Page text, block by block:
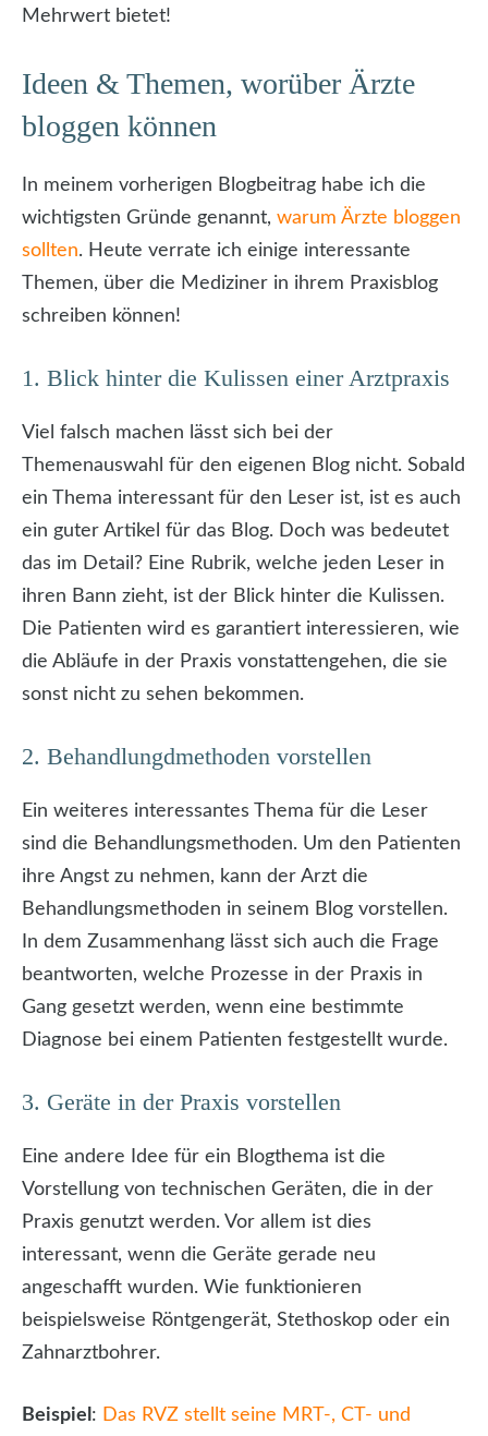
Mehrwert bietet!
Ideen & Themen, worüber Ärzte
bloggen können
In meinem vorherigen Blogbeitrag habe ich die
wichtigsten Gründe genannt, warum Ärzte bloggen
sollten. Heute verrate ich einige interessante
Themen, über die Mediziner in ihrem Praxisblog
schreiben können!
1. Blick hinter die Kulissen einer Arztpraxis
Viel falsch machen lässt sich bei der
Themenauswahl für den eigenen Blog nicht. Sobald
ein Thema interessant für den Leser ist, ist es auch
ein guter Artikel für das Blog. Doch was bedeutet
das im Detail? Eine Rubrik, welche jeden Leser in
ihren Bann zieht, ist der Blick hinter die Kulissen.
Die Patienten wird es garantiert interessieren, wie
die Abläufe in der Praxis vonstattengehen, die sie
sonst nicht zu sehen bekommen.
2. Behandlungdmethoden vorstellen
Ein weiteres interessantes Thema für die Leser
sind die Behandlungsmethoden. Um den Patienten
ihre Angst zu nehmen, kann der Arzt die
Behandlungsmethoden in seinem Blog vorstellen.
In dem Zusammenhang lässt sich auch die Frage
beantworten, welche Prozesse in der Praxis in
Gang gesetzt werden, wenn eine bestimmte
Diagnose bei einem Patienten festgestellt wurde.
3. Geräte in der Praxis vorstellen
Eine andere Idee für ein Blogthema ist die
Vorstellung von technischen Geräten, die in der
Praxis genutzt werden. Vor allem ist dies
interessant, wenn die Geräte gerade neu
angeschafft wurden. Wie funktionieren
beispielsweise Röntgengerät, Stethoskop oder ein
Zahnarztbohrer.
Beispiel : Das RVZ stellt seine MRT-, CT- und